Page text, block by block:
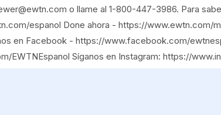
o llame al 1-800-447-3986. Para
espanol Done ahora - https://www.ewtn.com/
en Facebook - https://www.facebook.com/
EWTNEspanol Síganos en Instagram: https://